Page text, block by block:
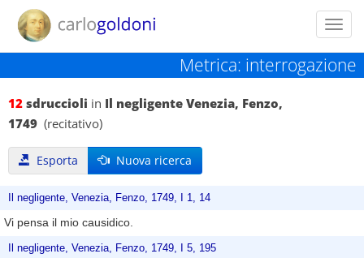
Metrica: interrogazione
12 sdruccioli in Il negligente Venezia, Fenzo,
1749 (recitativo)
Esporta Nuova ricerca
Il negligente, Venezia, Fenzo, 1749, I 1, 14
Vi pensa il mio causidico.
Il negligente, Venezia, Fenzo, 1749, I 5, 195